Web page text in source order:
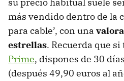
su precio habitual suele
más vendido dentro de la
para cable’, con una
estrellas. Recuerda que si
Prime, dispones de 30
(después 49,90 euros al